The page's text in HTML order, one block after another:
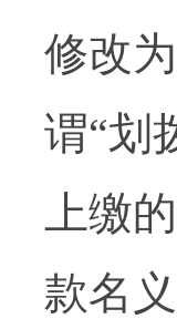
修改
谓“划
上缴
款名